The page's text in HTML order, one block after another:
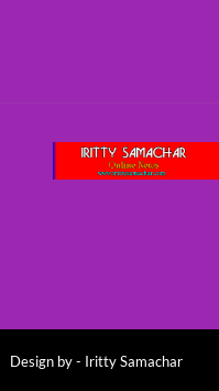
Design by - Iritty Samachar